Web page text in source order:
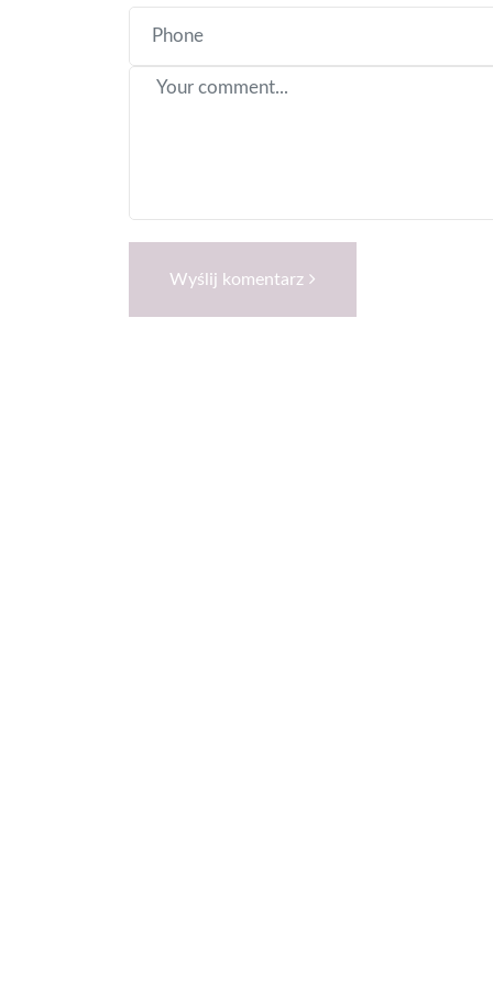
Wyślij komentarz